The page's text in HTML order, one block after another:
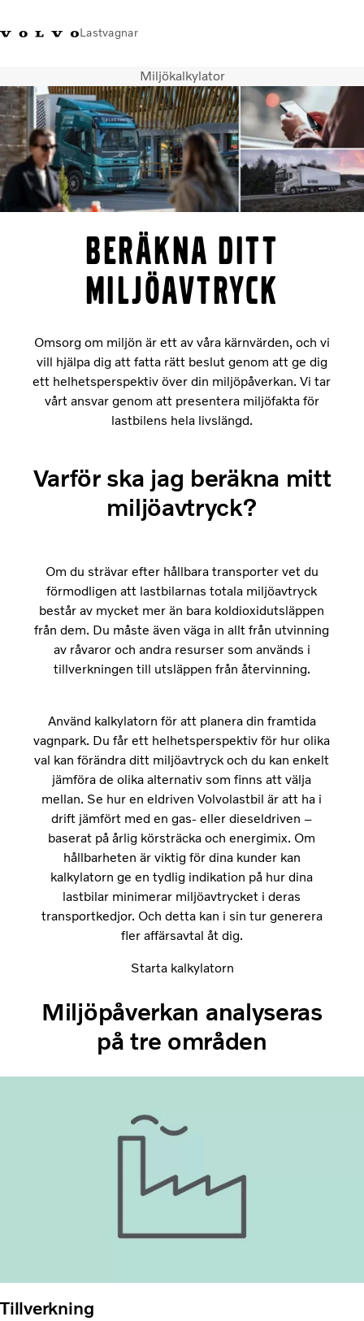
Lastvagnar
Volvo Trucks Merchandise
Lastbilar
Tjänster
Återförsäljare
Nyheter
Miljökalkylator
Beräkna ditt
miljöavtryck
Omsorg om miljön är ett av våra kärnvärden, och vi
vill hjälpa dig att fatta rätt beslut genom att ge dig
ett helhetsperspektiv över din miljöpåverkan. Vi tar
vårt ansvar genom att presentera miljöfakta för
lastbilens hela livslängd.
Varför ska jag beräkna mitt
miljöavtryck?
Om du strävar efter hållbara transporter vet du
förmodligen att lastbilarnas totala miljöavtryck
består av mycket mer än bara koldioxidutsläppen
från dem. Du måste även väga in allt från utvinning
av råvaror och andra resurser som används i
tillverkningen till utsläppen från återvinning.
Använd kalkylatorn för att planera din framtida
vagnpark. Du får ett helhetsperspektiv för hur olika
val kan förändra ditt miljöavtryck och du kan enkelt
jämföra de olika alternativ som finns att välja
mellan. Se hur en eldriven Volvolastbil är att ha i
drift jämfört med en gas- eller dieseldriven –
baserat på årlig körsträcka och energimix. Om
hållbarheten är viktig för dina kunder kan
kalkylatorn ge en tydlig indikation på hur dina
lastbilar minimerar miljöavtrycket i deras
transportkedjor. Och detta kan i sin tur generera
fler affärsavtal åt dig.
Starta kalkylatorn
Miljöpåverkan analyseras
på tre områden
Tillverkning